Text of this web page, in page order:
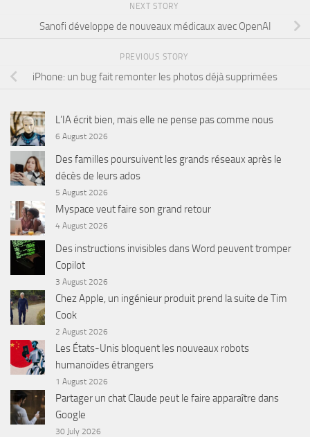
NEXT STORY
Sanofi développe de nouveaux médicaux avec OpenAI
PREVIOUS STORY
iPhone: un bug fait remonter les photos déjà supprimées
L’IA écrit bien, mais elle ne pense pas comme nous
6 August 2026
Des familles poursuivent les grands réseaux après le
décès de leurs ados
5 August 2026
Myspace veut faire son grand retour
4 August 2026
Des instructions invisibles dans Word peuvent tromper
Copilot
3 August 2026
Chez Apple, un ingénieur produit prend la suite de Tim
Cook
2 August 2026
Les États-Unis bloquent les nouveaux robots
humanoïdes étrangers
1 August 2026
Partager un chat Claude peut le faire apparaître dans
Google
30 July 2026